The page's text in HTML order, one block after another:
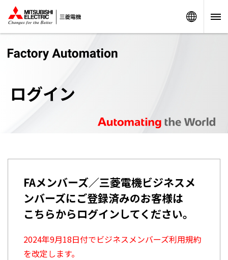
ログイン
FAメンバーズ／三菱電機ビジネスメ
ンバーズにご登録済みのお客様は
こちらからログインしてください。
2024年9月18日付でビジネスメンバーズ利用規約
を改定します。